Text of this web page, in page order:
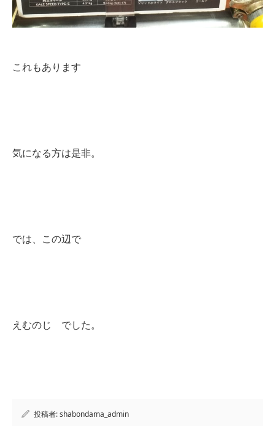
これもあります
気になる方は是非。
では、この辺で
えむのじ でした。
投稿者:shabondama_admin